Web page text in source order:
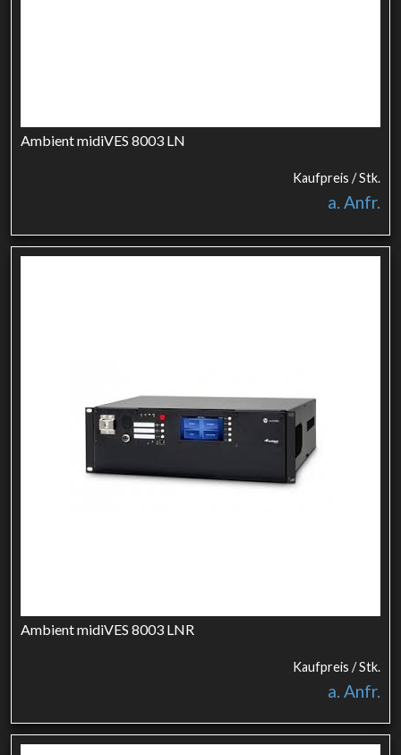
Ambient midiVES 8003 LN
Kaufpreis / Stk.
a. Anfr.
Ambient midiVES 8003 LNR
Kaufpreis / Stk.
a. Anfr.